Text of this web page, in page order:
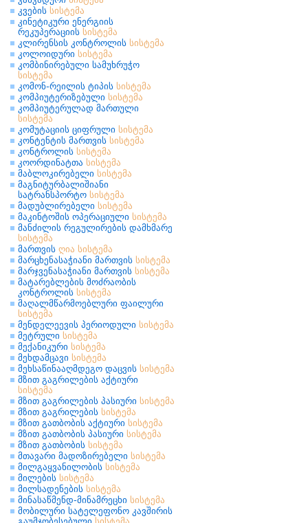
კვების სისტემა
კინეტიკური ენერგიის
რეკუპერაციის სისტემა
კლირენსის კონტროლის სისტემა
კოლოიდური სისტემა
კომბინირებული სამუხრუჭო
სისტემა
კომონ-რეილის ტიპის სისტემა
კომპიუტერიზებული სისტემა
კომპიუტერულად მართული
სისტემა
კომუტაციის ციფრული სისტემა
კონტენტის მართვის სისტემა
კონტროლის სისტემა
კოორდინატთა სისტემა
მაბლოკირებელი სისტემა
მაგნიტურბალიშიანი
სატრანსპორტო სისტემა
მადუბლირებელი სისტემა
მაკინტოშის ოპერაციული სისტემა
მანძილის რეგულირების დამხმარე
სისტემა
მართვის ღია სისტემა
მარცხენასაჭიანი მართვის სისტემა
მარჯვენასაჭიანი მართვის სისტემა
მატარებლების მოძრაობის
კონტროლის სისტემა
მაღალმწარმოებლური ფაილური
სისტემა
მენდელეევის პერიოდული სისტემა
მეტრული სისტემა
მექანიკური სისტემა
მეხდამცავი სისტემა
მეხსაწინააღმდეგო დაცვის სისტემა
მზით გაგრილების აქტიური
სისტემა
მზით გაგრილების პასიური სისტემა
მზით გაგრილების სისტემა
მზით გათბობის აქტიური სისტემა
მზით გათბობის პასიური სისტემა
მზით გათბობის სისტემა
მთავარი მადოზირებელი სისტემა
მილგაყვანილობის სისტემა
მილების სისტემა
მილსადენების სისტემა
მინასაწმენდ-მინამრეცხი სისტემა
მობილური სატელეფონო კავშირის